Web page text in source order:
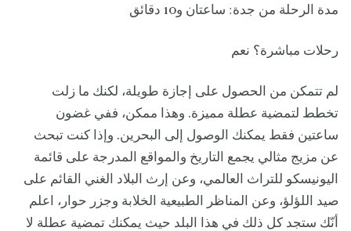
مدة الرحلة من جدة: ساعتان و10 دقائق
رحلات مباشرة؟ نعم
لم تتمكن من الحصول على إجازة طويلة، لكنك ما زلت
تخطط لتمضية عطلة مميزة. وهذا ممكن، ففي غضون
ساعتين فقط يمكنك الوصول إلى البحرين. وإذا كنت تبحث
عن مزيج مثالي يجمع التاريخ والمواقع المدرجة على قائمة
اليونيسكو للتراث العالمي، وعن إرث البلاد الغني القائم على
صيد اللؤلؤ، وعن المناظر الطبيعية الخلابة وجزر حوار، اعلم
أنّك ستجد كل ذلك في هذا البلد حيث يمكنك تمضية عطلة لا